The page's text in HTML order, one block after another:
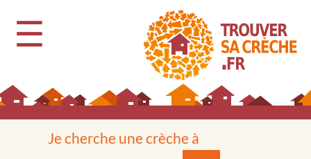
☰
Je cherche une crèche à